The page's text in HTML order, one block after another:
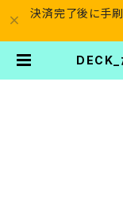
決済完了後に手刷
DECK_